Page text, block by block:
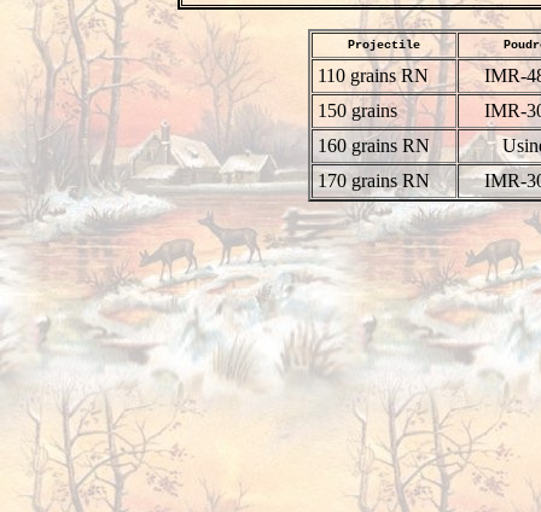
Projectile
110 grains RN
IMR-
150 grains
IMR-
160 grains RN
170 grains RN
IMR-